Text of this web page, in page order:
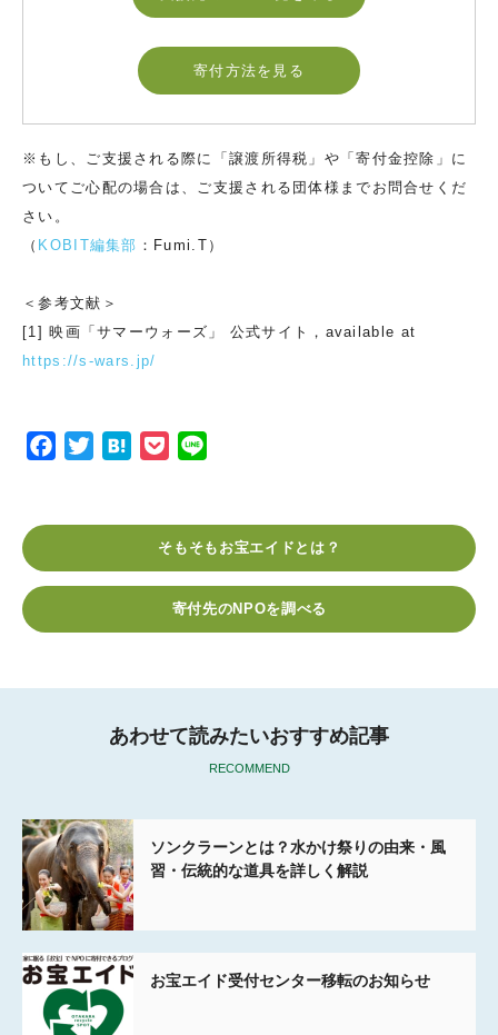
寄付方法を見る
※もし、ご支援される際に「譲渡所得税」や「寄付金控除」に
ついてご心配の場合は、ご支援される団体様までお問合せくだ
さい。
（ KOBIT編集部 ：Fumi.T）
＜参考文献＞
[1] 映画「サマーウォーズ」 公式サイト，available at
https://s-wars.jp/
o
e
a
t
そもそもお宝エイドとは？
寄付先のNPOを調べる
あわせて読みたいおすすめ記事
RECOMMEND
ソンクラーンとは？水かけ祭りの由来・風
習・伝統的な道具を詳しく解説
お宝エイド受付センター移転のお知らせ